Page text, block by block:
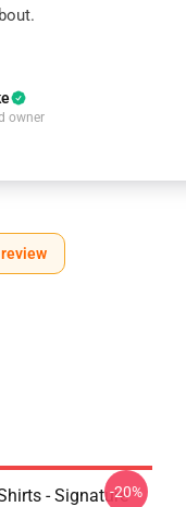
owner
- Signature-20%